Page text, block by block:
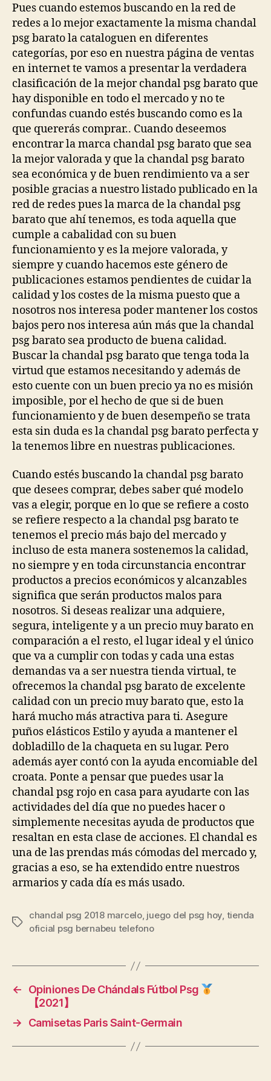
Pues cuando estemos buscando en la red de
redes a lo mejor exactamente la misma chandal
psg barato la cataloguen en diferentes
categorías, por eso en nuestra página de ventas
en internet te vamos a presentar la verdadera
clasificación de la mejor chandal psg barato que
hay disponible en todo el mercado y no te
confundas cuando estés buscando como es la
que quererás comprar.. Cuando deseemos
encontrar la marca chandal psg barato que sea
la mejor valorada y que la chandal psg barato
sea económica y de buen rendimiento va a ser
posible gracias a nuestro listado publicado en la
red de redes pues la marca de la chandal psg
barato que ahí tenemos, es toda aquella que
cumple a cabalidad con su buen
funcionamiento y es la mejore valorada, y
siempre y cuando hacemos este género de
publicaciones estamos pendientes de cuidar la
calidad y los costes de la misma puesto que a
nosotros nos interesa poder mantener los costos
bajos pero nos interesa aún más que la chandal
psg barato sea producto de buena calidad.
Buscar la chandal psg barato que tenga toda la
virtud que estamos necesitando y además de
esto cuente con un buen precio ya no es misión
imposible, por el hecho de que si de buen
funcionamiento y de buen desempeño se trata
esta sin duda es la chandal psg barato perfecta y
la tenemos libre en nuestras publicaciones.
Cuando estés buscando la chandal psg barato
que desees comprar, debes saber qué modelo
vas a elegir, porque en lo que se refiere a costo
se refiere respecto a la chandal psg barato te
tenemos el precio más bajo del mercado y
incluso de esta manera sostenemos la calidad,
no siempre y en toda circunstancia encontrar
productos a precios económicos y alcanzables
significa que serán productos malos para
nosotros. Si deseas realizar una adquiere,
segura, inteligente y a un precio muy barato en
comparación a el resto, el lugar ideal y el único
que va a cumplir con todas y cada una estas
demandas va a ser nuestra tienda virtual, te
ofrecemos la chandal psg barato de excelente
calidad con un precio muy barato que, esto la
hará mucho más atractiva para ti. Asegure
puños elásticos Estilo y ayuda a mantener el
dobladillo de la chaqueta en su lugar. Pero
además ayer contó con la ayuda encomiable del
croata. Ponte a pensar que puedes usar la
chandal psg rojo en casa para ayudarte con las
actividades del día que no puedes hacer o
simplemente necesitas ayuda de productos que
resaltan en esta clase de acciones. El chandal es
una de las prendas más cómodas del mercado y,
gracias a eso, se ha extendido entre nuestros
armarios y cada día es más usado.
Etiquetas
chandal psg 2018 marcelo, juego del psg hoy, tienda
oficial psg bernabeu telefono
←
Opiniones De Chándals Fútbol Psg
【2021】
→
Camisetas Paris Saint-Germain